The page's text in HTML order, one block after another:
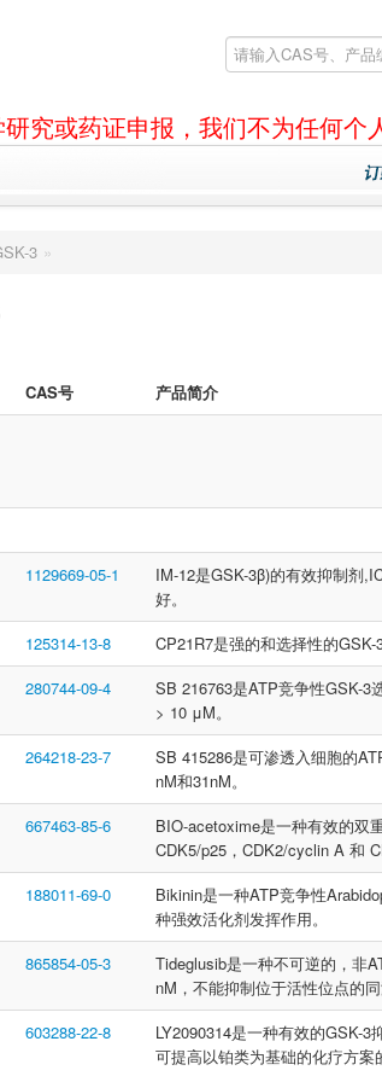
究或药证申报，我们不为任何个
3 »
CAS号
产品简介
1129669-05-1
IM-12是GSK-3β)的有效抑制剂
好。
125314-13-8
CP21R7是强的和选择性的GSK-
280744-09-4
SB 216763是ATP竞争性GSK-3
> 10 μM。
264218-23-7
SB 415286是可渗透入细胞的
nM和31nM。
667463-85-6
BIO-acetoxime是一种有效的双
CDK5/p25，CDK2/cyclin A 和
188011-69-0
Bikinin是一种ATP竞争性
种强效活化剂发挥作用。
865854-05-3
Tideglusib是一种不可逆的，非
nM，不能抑制位于活性位点的
603288-22-8
LY2090314是一种有效的GSK-
可提高以铂类为基础的化疗方案